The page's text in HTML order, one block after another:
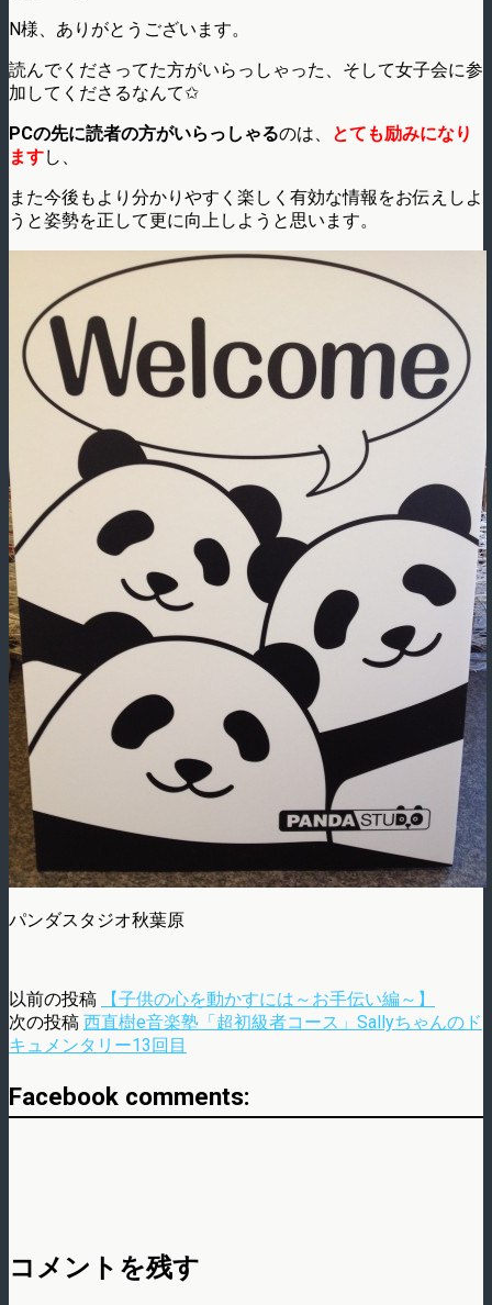
N様、ありがとうございます。
読んでくださってた方がいらっしゃった、そして女子会に参
加してくださるなんて✩
PCの先に読者の方がいらっしゃるのは、
とても励みになり
ますし、
また今後もより分かりやすく楽しく有効な情報をお伝えしよ
うと姿勢を正して更に向上しようと思います。
パンダスタジオ秋葉原
以前の投稿
【子供の心を動かすには～お手伝い編～】
次の投稿 西直樹e音楽塾「超初級者コース」Sallyちゃんのド
キュメンタリー13回目
Facebook comments:
コメントを残す